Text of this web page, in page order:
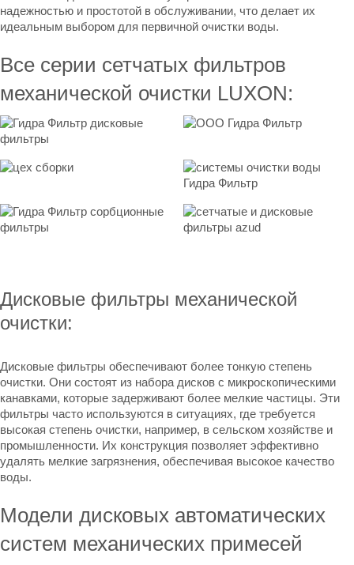
надежностью и простотой в обслуживании, что делает их
идеальным выбором для первичной очистки воды.
Все серии сетчатых фильтров
механической очистки LUXON:
Дисковые фильтры механической
очистки:
Дисковые фильтры обеспечивают более тонкую степень
очистки. Они состоят из набора дисков с микроскопическими
канавками, которые задерживают более мелкие частицы. Эти
фильтры часто используются в ситуациях, где требуется
высокая степень очистки, например, в сельском хозяйстве и
промышленности. Их конструкция позволяет эффективно
удалять мелкие загрязнения, обеспечивая высокое качество
воды.
Модели дисковых автоматических
систем механических примесей